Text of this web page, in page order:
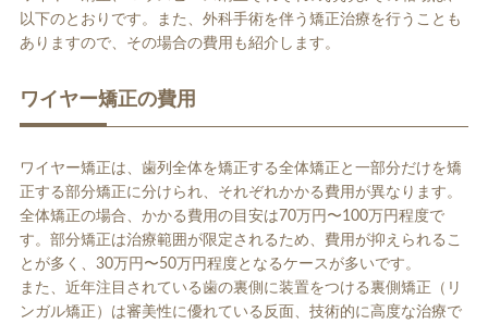
以下のとおりです。また、外科手術を伴う矯正治療を行うことも
ありますので、その場合の費用も紹介します。
ワイヤー矯正の費用
ワイヤー矯正は、歯列全体を矯正する全体矯正と一部分だけを矯
正する部分矯正に分けられ、それぞれかかる費用が異なります。
全体矯正の場合、かかる費用の目安は70万円〜100万円程度で
す。部分矯正は治療範囲が限定されるため、費用が抑えられるこ
とが多く、30万円〜50万円程度となるケースが多いです。
また、近年注目されている歯の裏側に装置をつける裏側矯正（リ
ンガル矯正）は審美性に優れている反面、技術的に高度な治療で